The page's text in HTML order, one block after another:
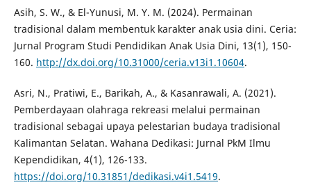
Asih, S. W., & El-Yunusi, M. Y. M. (2024). Permainan
tradisional dalam membentuk karakter anak usia dini. Ceria:
Jurnal Program Studi Pendidikan Anak Usia Dini, 13(1), 150-
160. http://dx.doi.org/10.31000/ceria.v13i1.10604.
Asri, N., Pratiwi, E., Barikah, A., & Kasanrawali, A. (2021).
Pemberdayaan olahraga rekreasi melalui permainan
tradisional sebagai upaya pelestarian budaya tradisional
Kalimantan Selatan. Wahana Dedikasi: Jurnal PkM Ilmu
Kependidikan, 4(1), 126-133.
https://doi.org/10.31851/dedikasi.v4i1.5419.